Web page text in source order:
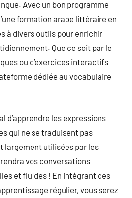
Avec un bon programme
formation arabe littéraire en
à divers outils pour enrichir
Que ce soit par le
ou d’exercices interactifs
dédiée au vocabulaire
d’apprendre les expressions
qui ne se traduisent pas
largement utilisées par les
vos conversations
et fluides ! En intégrant ces
régulier, vous serez